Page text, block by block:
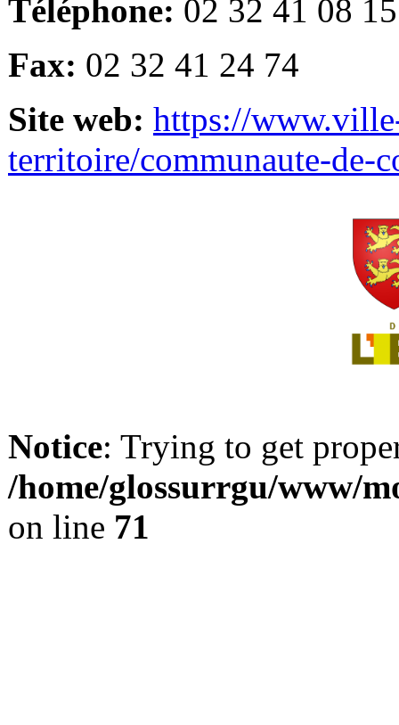
Téléphone: 02 32 41 08 15
Fax: 02 32 41 24 74
Site web: https://
territoire/communaute-de-
Notice: Trying to get
/home/glossurrgu/www/
on line 71